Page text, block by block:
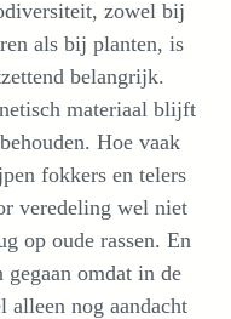
zowel bij
als bij planten, is
belangrijk.
materiaal blijft
Hoe vaak
fokkers en telers
veredeling wel niet
op oude rassen. En
omdat in de
alleen nog aandacht